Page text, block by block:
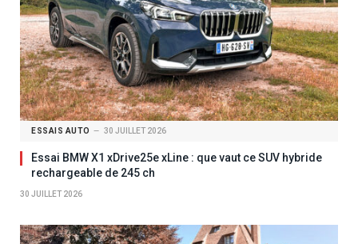
ESSAIS AUTO 30 JUILLET 2026
Essai BMW X1 xDrive25e xLine : que vaut ce SUV hybride
rechargeable de 245 ch
30 JUILLET 2026